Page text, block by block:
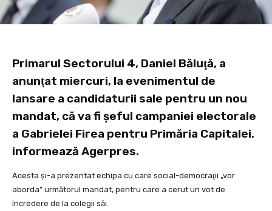
Primarul Sectorului 4, Daniel Băluţă, a
anunţat miercuri, la evenimentul de
lansare a candidaturii sale pentru un nou
mandat, că va fi şeful campaniei electorale
a Gabrielei Firea pentru Primăria Capitalei,
informează Agerpres.
Acesta şi-a prezentat echipa cu care social-democraţii „vor
aborda” următorul mandat, pentru care a cerut un vot de
încredere de la colegii săi.